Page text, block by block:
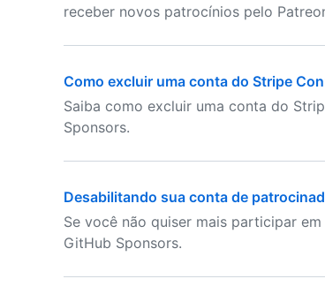
receber novos patrocínios pelo
Como excluir uma conta do Stripe
Saiba como excluir uma conta do
Sponsors.
Desabilitando sua conta de
Se você não quiser mais participar
GitHub Sponsors.